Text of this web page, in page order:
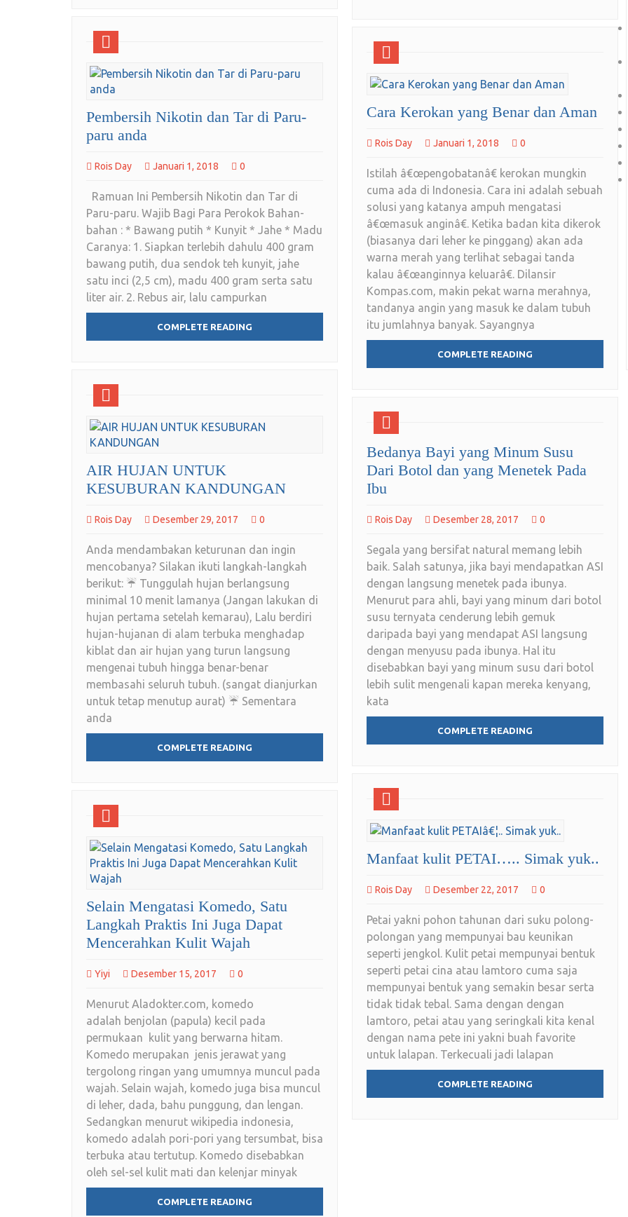
Pembersih Nikotin dan Tar di Paru-
paru anda
Rois Day Januari 1, 2018 0
Ramuan Ini Pembersih Nikotin dan Tar di
Paru-paru. Wajib Bagi Para Perokok Bahan-
bahan : * Bawang putih * Kunyit * Jahe * Madu
Caranya: 1. Siapkan terlebih dahulu 400 gram
bawang putih, dua sendok teh kunyit, jahe
satu inci (2,5 cm), madu 400 gram serta satu
liter air. 2. Rebus air, lalu campurkan
COMPLETE READING
Cara Kerokan yang Benar dan Aman
Rois Day Januari 1, 2018 0
Istilah â€œpengobatanâ€ kerokan mungkin
cuma ada di Indonesia. Cara ini adalah sebuah
solusi yang katanya ampuh mengatasi
â€œmasuk anginâ€. Ketika badan kita dikerok
(biasanya dari leher ke pinggang) akan ada
warna merah yang terlihat sebagai tanda
kalau â€œanginnya keluarâ€. Dilansir
Kompas.com, makin pekat warna merahnya,
tandanya angin yang masuk ke dalam tubuh
itu jumlahnya banyak. Sayangnya
COMPLETE READING
AIR HUJAN UNTUK
KESUBURAN KANDUNGAN
Rois Day Desember 29, 2017 0
Anda mendambakan keturunan dan ingin
mencobanya? Silakan ikuti langkah-langkah
berikut: ☔ Tunggulah hujan berlangsung
minimal 10 menit lamanya (Jangan lakukan di
hujan pertama setelah kemarau), Lalu berdiri
hujan-hujanan di alam terbuka menghadap
kiblat dan air hujan yang turun langsung
mengenai tubuh hingga benar-benar
membasahi seluruh tubuh. (sangat dianjurkan
untuk tetap menutup aurat) ☔ Sementara
anda
COMPLETE READING
Bedanya Bayi yang Minum Susu
Dari Botol dan yang Menetek Pada
Ibu
Rois Day Desember 28, 2017 0
Segala yang bersifat natural memang lebih
baik. Salah satunya, jika bayi mendapatkan ASI
dengan langsung menetek pada ibunya.
Menurut para ahli, bayi yang minum dari botol
susu ternyata cenderung lebih gemuk
daripada bayi yang mendapat ASI langsung
dengan menyusu pada ibunya. Hal itu
disebabkan bayi yang minum susu dari botol
lebih sulit mengenali kapan mereka kenyang,
kata
COMPLETE READING
Manfaat kulit PETAI….. Simak yuk..
Rois Day Desember 22, 2017 0
Petai yakni pohon tahunan dari suku polong-
polongan yang mempunyai bau keunikan
seperti jengkol. Kulit petai mempunyai bentuk
seperti petai cina atau lamtoro cuma saja
mempunyai bentuk yang semakin besar serta
tidak tidak tebal. Sama dengan dengan
lamtoro, petai atau yang seringkali kita kenal
dengan nama pete ini yakni buah favorite
untuk lalapan. Terkecuali jadi lalapan
COMPLETE READING
Selain Mengatasi Komedo, Satu
Langkah Praktis Ini Juga Dapat
Mencerahkan Kulit Wajah
Yiyi Desember 15, 2017 0
Menurut Aladokter.com, komedo
adalah benjolan (papula) kecil pada
permukaan kulit yang berwarna hitam.
Komedo merupakan jenis jerawat yang
tergolong ringan yang umumnya muncul pada
wajah. Selain wajah, komedo juga bisa muncul
di leher, dada, bahu punggung, dan lengan.
Sedangkan menurut wikipedia indonesia,
komedo adalah pori-pori yang tersumbat, bisa
terbuka atau tertutup. Komedo disebabkan
oleh sel-sel kulit mati dan kelenjar minyak
COMPLETE READING